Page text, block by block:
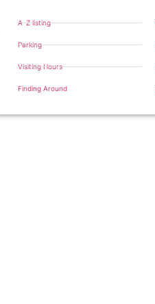
A-Z listing
Parking
Visiting Hours
Finding Around